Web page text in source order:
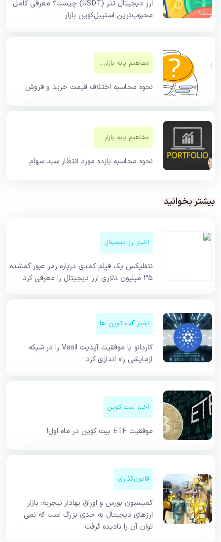
ارز دیجیتال تتر (USDT) چیست؟ معرفی کامل
محبوب‌ترین استیبل‌کوین بازار
مفاهیم پایه بازار‌های مالی
نحوه محاسبه اختلاف قیمت خرید و فروش
مفاهیم پایه بازار‌های مالی
نحوه محاسبه بازده مورد انتظار سبد سهام
بیشتر بخوانید
اخبار ارز دیجیتال
نتفلیکس یک فیلم کمدی درباره رمز عبور گمشده
۳۵ میلیون دلاری ارز دیجیتال را معرفی کرد
اخبار آلت کوین ها
کاردانو با موفقیت آپدیت Vasil را در شبکه
آزمایشی راه اندازی کرد
اخبار بیت کوین
موفقیت ETF بیت کوین در ماه اول!
قانون‌گذاری
کمیسیون بورس و اوراق بهادار نیجریه: بازار
ارزهای دیجیتال به حدی بزرگ است که نمی
توان آن را نادیده گرفت